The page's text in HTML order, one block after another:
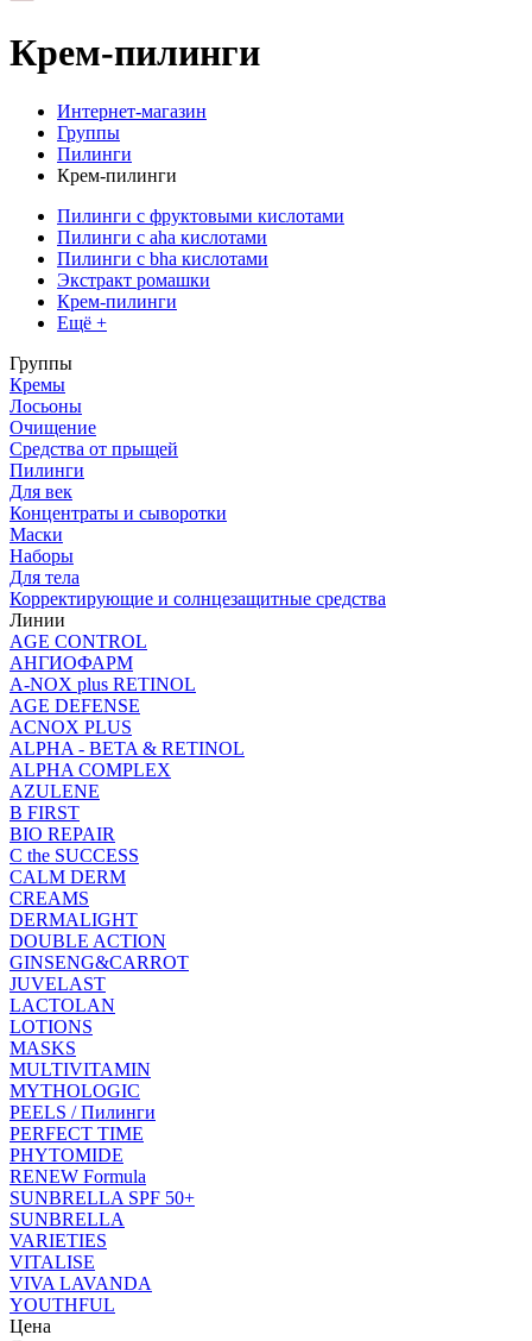
Крем-пилинги
Интернет-магазин
Группы
Пилинги
Крем-пилинги
Пилинги с фруктовыми кислотами
Пилинги с aha кислотами
Пилинги с bha кислотами
Экстракт ромашки
Крем-пилинги
Ещё +
Группы
Кремы
Лосьоны
Очищение
Средства от прыщей
Пилинги
Для век
Концентраты и сыворотки
Маски
Наборы
Для тела
Корректирующие и солнцезащитные средства
Линии
AGE CONTROL
АНГИОФАРМ
A-NOX plus RETINOL
AGE DEFENSE
ACNOX PLUS
ALPHA - BETA & RETINOL
ALPHA COMPLEX
AZULENE
B FIRST
BIO REPAIR
C the SUCCESS
CALM DERM
CREAMS
DERMALIGHT
DOUBLE ACTION
GINSENG&CARROT
JUVELAST
LACTOLAN
LOTIONS
MASKS
MULTIVITAMIN
MYTHOLOGIC
PEELS / Пилинги
PERFECT TIME
PHYTOMIDE
RENEW Formula
SUNBRELLA SPF 50+
SUNBRELLA
VARIETIES
VITALISE
VIVA LAVANDA
YOUTHFUL
Цена